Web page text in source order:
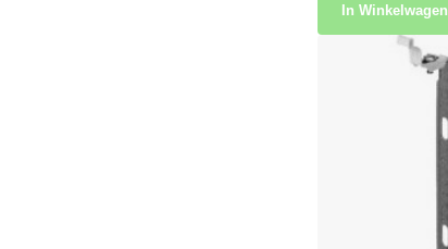
In Winkelwagen